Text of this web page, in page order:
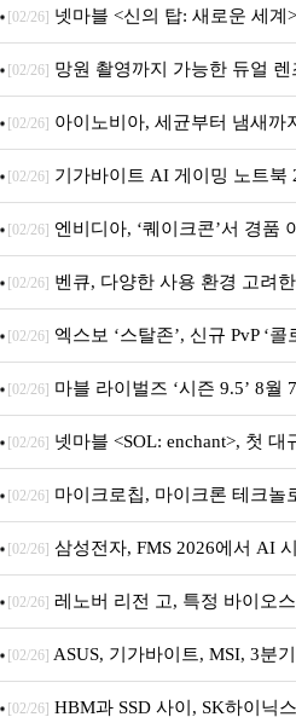
[02/26] 넷마블 <신의 탑: 새로운 세계
[02/26] 망원 촬영까지 가능한 듀얼
켓 4P
[02/26] 아이노비아, 세균부터 냄새까
고 살균 탈취기’ 출시
[02/26] 기가바이트 AI 게이밍 노트북
GAMING A16 할인 진행
[02/26] 엔비디아, ‘퀘이크콘’서 경품
E-데이’ DLSS 지원
[02/26] 벤큐, 다양한 사용 환경 고려
품 6종 출시
[02/26] 엑스보 ‘스탈존’, 신규 PvP ‘
[02/26] 마블 라이벌즈 ‘시즌 9.5’ 8월
드’ 합류
[02/26] 넷마블 <SOL: enchant>, 첫 대
GENESIS: 신의 전장’ 사전등록 실시
[02/26] 마이크로칩, 마이크론 테크놀
터 인프라용 고성능 PCIe® Gen 6
[02/26] 삼성전자, FMS 2026에서 AI
개
[02/26] 레노버 리전 고, 특정 바이오
[02/26] ASUS, 기가바이트, MSI, 3분
[02/26] HBM과 SSD 사이, SK하이닉